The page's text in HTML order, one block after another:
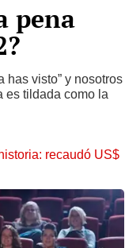
pena
has visto” y nosotros
es tildada como la
recaudó US$